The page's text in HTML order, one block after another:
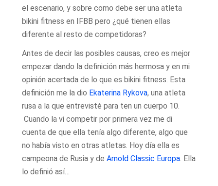
el escenario, y sobre como debe ser una atleta
bikini fitness en IFBB pero ¿qué tienen ellas
diferente al resto de competidoras?
Antes de decir las posibles causas, creo es mejor
empezar dando la definición más hermosa y en mi
opinión acertada de lo que es bikini fitness. Esta
definición me la dio Ekaterina Rykova, una atleta
rusa a la que entrevisté para ten un cuerpo 10.
Cuando la vi competir por primera vez me di
cuenta de que ella tenía algo diferente, algo que
no había visto en otras atletas. Hoy día ella es
campeona de Rusia y de Arnold Classic Europa. Ella
lo definió así…